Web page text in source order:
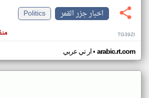
اخبار جزر القمر
Politics
TG39ZI
ار تي عربي• arabic.rt.com